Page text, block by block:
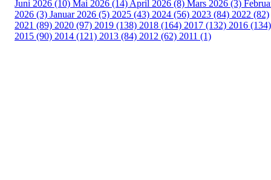
Juni 2026 (10) Mai 2026 (14) April 2026 (8) Mars 2026 (3)
2026 (3) Januar 2026 (5) 2025 (43) 2024 (56) 2023 (84) 2022 (82)
2021 (89) 2020 (97) 2019 (138) 2018 (164) 2017 (132) 2016 (134)
2015 (90) 2014 (121) 2013 (84) 2012 (62) 2011 (1)